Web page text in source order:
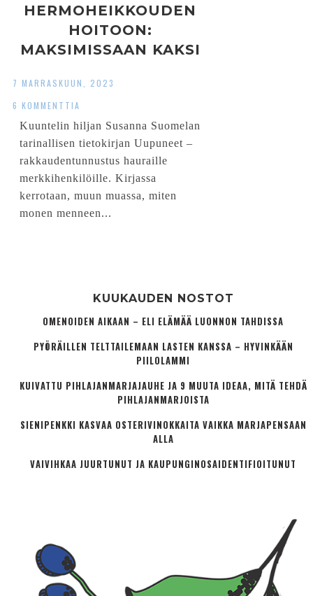
HERMOHEIKKOUDEN
HOITOON:
MAKSIMISSAAN KAKSI
SOMEA / INTERNETIÄ
7 MARRASKUUN, 2023
6 KOMMENTTIA
Kuuntelin hiljan Susanna Suomelan
tarinallisen tietokirjan Uupuneet –
rakkaudentunnustus hauraille
merkkihenkilöille. Kirjassa
kerrotaan, muun muassa, miten
monen menneen...
KUUKAUDEN NOSTOT
OMENOIDEN AIKAAN – ELI ELÄMÄÄ LUONNON TAHDISSA
PYÖRÄILLEN TELTTAILEMAAN LASTEN KANSSA – HYVINKÄÄN
PIILOLAMMI
KUIVATTU PIHLAJANMARJAJAUHE JA 9 MUUTA IDEAA, MITÄ TEHDÄ
PIHLAJANMARJOISTA
SIENIPENKKI KASVAA OSTERIVINOKKAITA VAIKKA MARJAPENSAAN
ALLA
VAIVIHKAA JUURTUNUT JA KAUPUNGINOSA­IDENTIFIOITUNUT